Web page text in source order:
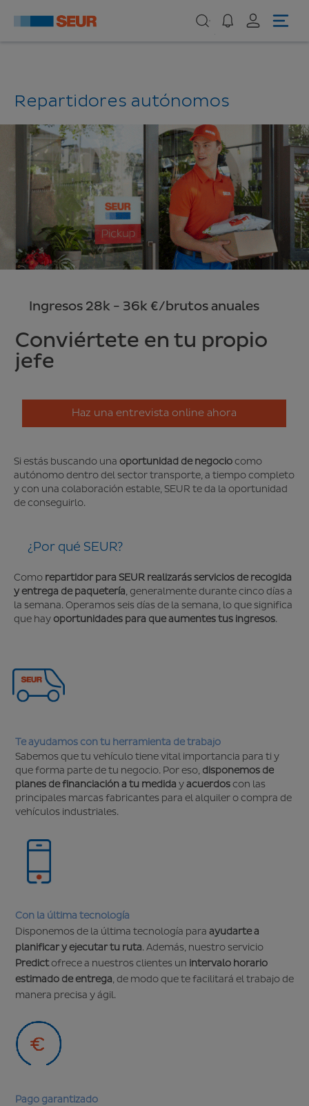
Repartidores autónomos
Ingresos 28k - 36k €/brutos anuales
Conviértete en tu propio
jefe
Haz una entrevista online ahora
Si estás buscando una oportunidad de negociocomo
autónomo dentro del sector transporte, a tiempo completo
y con una colaboración estable, SEUR te da la oportunidad
de conseguirlo.
¿Por qué SEUR?
Como repartidor para SEUR realizarás servicios de recogida
y entrega de paquetería, generalmente durante cinco días a
la semana. Operamos seis días de la semana, lo que significa
que hayoportunidades para que aumentes tus ingresos.
Te ayudamos con tu herramienta de trabajo
Sabemos que tu vehículo tiene vital importancia para ti y
que forma parte de tu negocio. Por eso, disponemos de
planes de financiación a tu medida yacuerdoscon las
principales marcas fabricantes para el alquiler o compra de
vehículos industriales.
Con la última tecnología
Disponemos de la última tecnología para ayudarte a
planificar y ejecutar tu ruta. Además, nuestro servicio
Predictofrece a nuestros clientes un intervalo horario
estimado de entrega, de modo que te facilitará el trabajo de
manera precisa y ágil.
Pago garantizado